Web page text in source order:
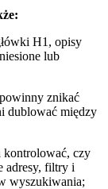
H1, opisy
lub
znikać
dublować między
kontrolować, czy
adresy, filtry i
wyszukiwania;